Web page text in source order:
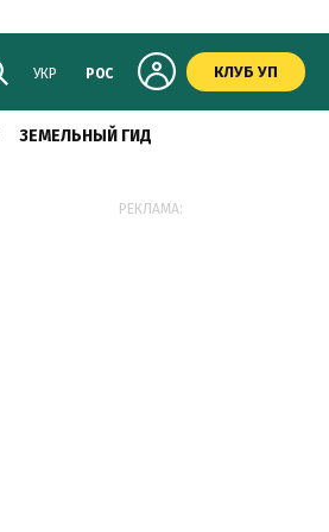
УКР РОС КЛУБ УП
ЗЕМЕЛЬНЫЙ ГИД
РЕКЛАМА: